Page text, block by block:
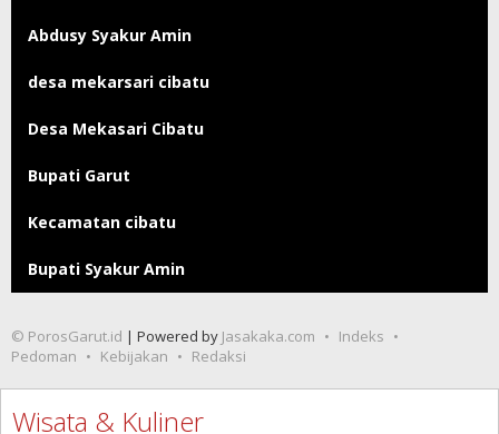
Abdusy Syakur Amin
desa mekarsari cibatu
Desa Mekasari Cibatu
Bupati Garut
Kecamatan cibatu
Bupati Syakur Amin
© PorosGarut.id | Powered by Jasakaka.com
Indeks
Pedoman
Kebijakan Redaksi
Wisata & Kuliner